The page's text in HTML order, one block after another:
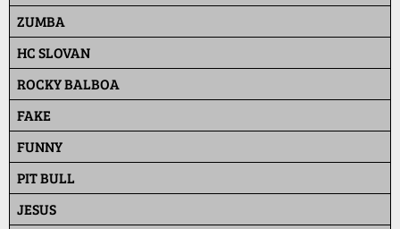
ZUMBA
HC SLOVAN
ROCKY BALBOA
FAKE
FUNNY
PIT BULL
JESUS